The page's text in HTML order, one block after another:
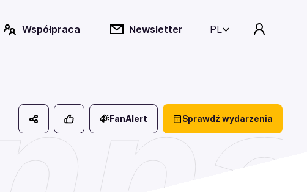
Współpraca Newsletter PL
FanAlert Sprawdź wydarzenia